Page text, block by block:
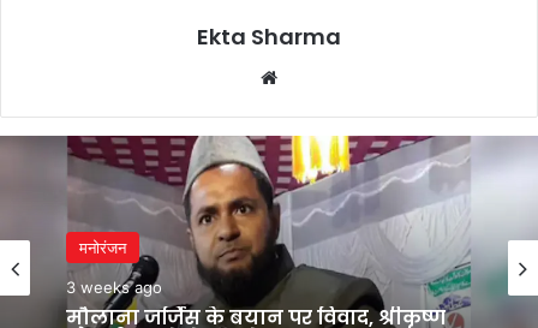
Ekta Sharma
मनोरंजन
3 weeks ago
मौलाना जर्जिस के बयान पर विवाद, श्रीकृष्ण